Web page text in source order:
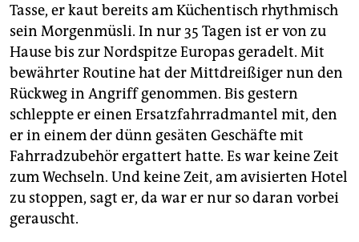
Tasse, er kaut bereits am Küchentisch rhythmisch
sein Morgenmüsli. In nur 35 Tagen ist er von zu
Hause bis zur Nordspitze Europas geradelt. Mit
bewährter Routine hat der Mittdreißiger nun den
Rückweg in Angriff genommen. Bis gestern
schleppte er einen Ersatzfahrradmantel mit, den
er in einem der dünn gesäten Geschäfte mit
Fahrradzubehör ergattert hatte. Es war keine Zeit
zum Wechseln. Und keine Zeit, am avisierten Hotel
zu stoppen, sagt er, da war er nur so daran vorbei
gerauscht.